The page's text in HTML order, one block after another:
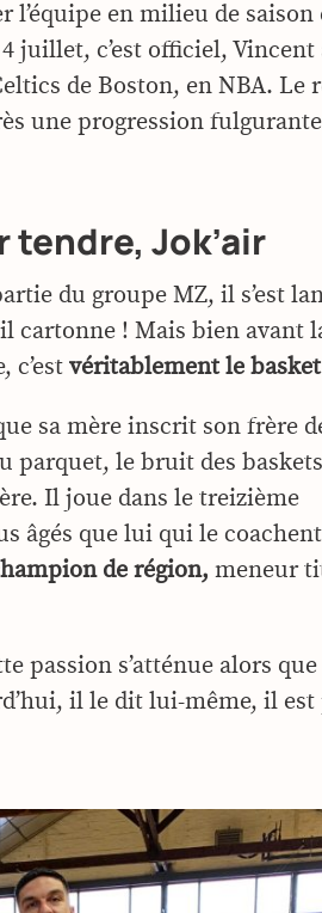
l’équipe en milieu de saison
juillet, c’est officiel, Vincent
de Boston, en NBA. Le
une progression
Jok’air
du groupe MZ, il s’est
cartonne ! Mais bien avant
c’est véritablement le basket
sa mère inscrit son frère
parquet, le bruit des
Il joue dans le treizième
âgés que lui qui le
de région, meneur
passion s’atténue alors
il le dit lui-même, il est